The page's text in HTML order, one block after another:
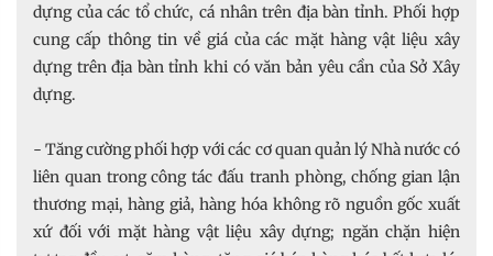
dựng của các tổ chức, cá nhân trên địa bàn tỉnh. Phối hợp
cung cấp thông tin về giá của các mặt hàng vật liệu xây
dựng trên địa bàn tỉnh khi có văn bản yêu cần của Sở Xây
dựng.
- Tăng cường phối hợp với các cơ quan quản lý Nhà nước có
liên quan trong công tác đấu tranh phòng, chống gian lận
thương mại, hàng giả, hàng hóa không rõ nguồn gốc xuất
xứ đối với mặt hàng vật liệu xây dựng; ngăn chặn hiện